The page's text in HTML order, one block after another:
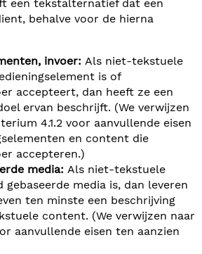
een tekstalternatief dat een
behalve voor de hierna
invoer: Als niet-tekstuele
is of
accepteert, dan heeft ze een
ervan beschrijft. (We verwijzen
4.1.2 voor aanvullende eisen
en content die
accepteren.)
media: Als niet-tekstuele
media is, dan leveren
ten minste een beschrijving
content. (We verwijzen naar
aanvullende eisen ten aanzien